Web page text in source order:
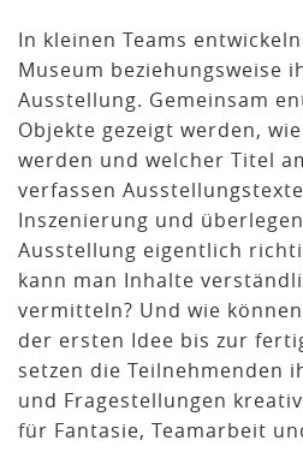
In kleinen Teams
Museum beziehungsweise
Ausstellung. Gemeinsam
Objekte gezeigt werden,
werden und welcher Titel
verfassen
Inszenierung und
Ausstellung eigentlich
kann man Inhalte
vermitteln? Und wie
der ersten Idee bis zur
setzen die Teilnehmenden
und Fragestellungen
für Fantasie, Teamarbeit